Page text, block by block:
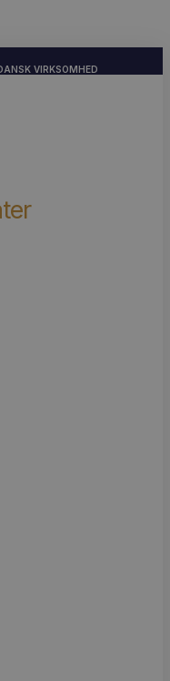
VIRKSOMHED